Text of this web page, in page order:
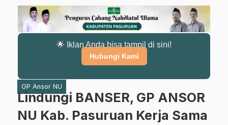
🌟 Iklan Anda bisa tampil di sini!
Hubungi Kami
GP Ansor NU
Lindungi BANSER, GP ANSOR
NU Kab. Pasuruan Kerja Sama